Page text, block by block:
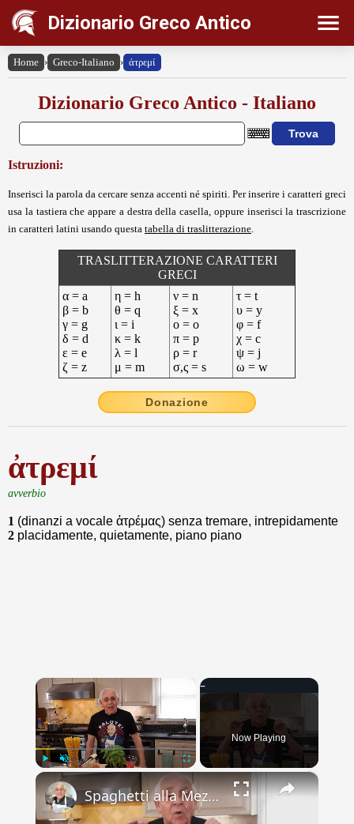
Dizionario Greco Antico
Home › Greco-Italiano › ἀτρεμί
Dizionario Greco Antico - Italiano
Istruzioni:
Inserisci la parola da cercare senza accenti né spiriti. Per inserire i caratteri greci
usa la tastiera che appare a destra della casella, oppure inserisci la trascrizione
in caratteri latini usando questa tabella di traslitterazione
TRASLITTERAZIONE CARATTERI
GRECI
α = a
β = b
γ = g
δ = d
ε = e
ζ = z
η = h
θ = q
ι = i
κ = k
λ = l
μ = m
ν = n
ξ = x
ο = o
π = p
ρ = r
σ,ς = s
τ = t
υ = y
φ = f
χ = c
ψ = j
ω = w
Donazione
ἀτρεμί
avverbio
1 (dinanzi a vocale ἀτρέμας) senza tremare, intrepidamente
2 placidamente, quietamente, piano piano
Unmute
Now Playing
×
Spaghetti alla Mezzanotte Recipe